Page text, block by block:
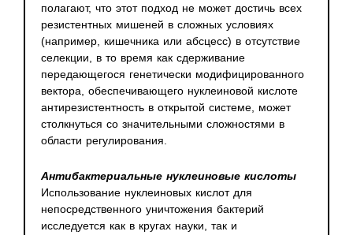
полагают, что этот подход не может достичь всех
резистентных мишеней в сложных условиях
(например, кишечника или абсцесс) в отсутствие
селекции, в то время как сдерживание
передающегося генетически модифицированного
вектора, обеспечивающего нуклеиновой кислоте
антирезистентность в открытой системе, может
столкнуться со значительными сложностями в
области регулирования.
Антибактериальные нуклеиновые кислоты
Использование нуклеиновых кислот для
непосредственного уничтожения бактерий
исследуется как в кругах науки, так и